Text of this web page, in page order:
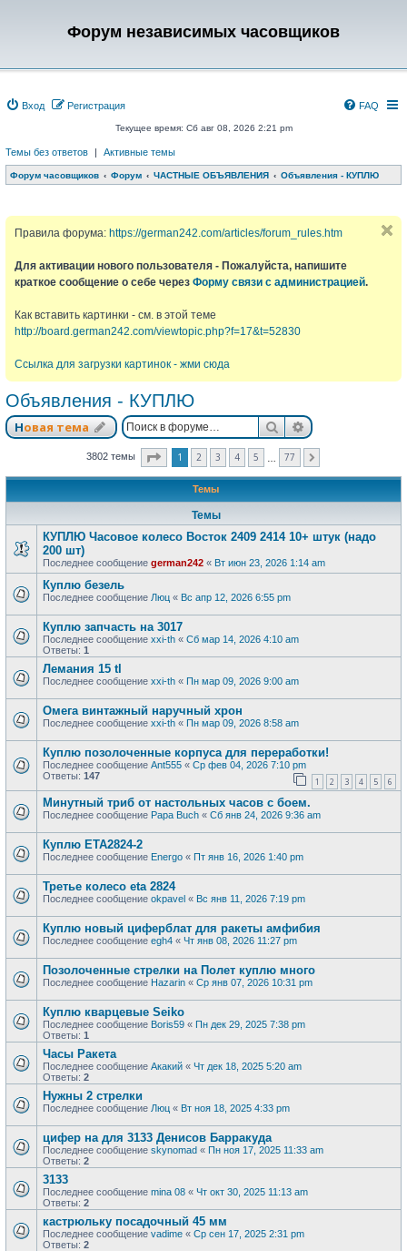
Форум независимых часовщиков
Вход Регистрация FAQ
Текущее время: Сб авг 08, 2026 2:21 pm
Темы без ответов | Активные темы
Форум часовщиков Форум ЧАСТНЫЕ ОБЪЯВЛЕНИЯ Объявления - КУПЛЮ
Правила форума: https://german242.com/articles/forum_rules.htm
Для активации нового пользователя - Пожалуйста, напишите
краткое сообщение о себе через Форму связи с администрацией.
Как вставить картинки - см. в этой теме
http://board.german242.com/viewtopic.php?f=17&t=52830
Ссылка для загрузки картинок - жми сюда
Объявления - КУПЛЮ
Новая тема ПоискРасширенный
3802 темы Страница из
1 2 3 4 5 77
Темы
Темы
КУПЛЮ Часовое колесо Восток 2409 2414 10+ штук (надо
200 шт)
Последнее сообщение german242 « Вт июн 23, 2026 1:14 am
Куплю безель
Последнее сообщение Люц « Вс апр 12, 2026 6:55 pm
Куплю запчасть на 3017
Последнее сообщение xxi-th « Сб мар 14, 2026 4:10 am
Ответы: 1
Лемания 15 tl
Последнее сообщение xxi-th « Пн мар 09, 2026 9:00 am
Омега винтажный наручный хрон
Последнее сообщение xxi-th « Пн мар 09, 2026 8:58 am
Куплю позолоченные корпуса для переработки!
Последнее сообщение Ant555 « Ср фев 04, 2026 7:10 pm
Ответы: 147 1 2 3 4 5 6
Минутный триб от настольных часов с боем.
Последнее сообщение Papa Buch « Сб янв 24, 2026 9:36 am
Куплю ЕТА2824-2
Последнее сообщение Energo « Пт янв 16, 2026 1:40 pm
Третье колесо eta 2824
Последнее сообщение okpavel « Вс янв 11, 2026 7:19 pm
Куплю новый циферблат для ракеты амфибия
Последнее сообщение egh4 « Чт янв 08, 2026 11:27 pm
Позолоченные стрелки на Полет куплю много
Последнее сообщение Hazarin « Ср янв 07, 2026 10:31 pm
Куплю кварцевые Seiko
Последнее сообщение Boris59 « Пн дек 29, 2025 7:38 pm
Ответы: 1
Часы Ракета
Последнее сообщение Акакий « Чт дек 18, 2025 5:20 am
Ответы: 2
Нужны 2 стрелки
Последнее сообщение Люц « Вт ноя 18, 2025 4:33 pm
цифер на для 3133 Денисов Барракуда
Последнее сообщение skynomad « Пн ноя 17, 2025 11:33 am
Ответы: 2
3133
Последнее сообщение mina 08 « Чт окт 30, 2025 11:13 am
Ответы: 2
кастрюльку посадочный 45 мм
Последнее сообщение vadime « Ср сен 17, 2025 2:31 pm
Ответы: 2